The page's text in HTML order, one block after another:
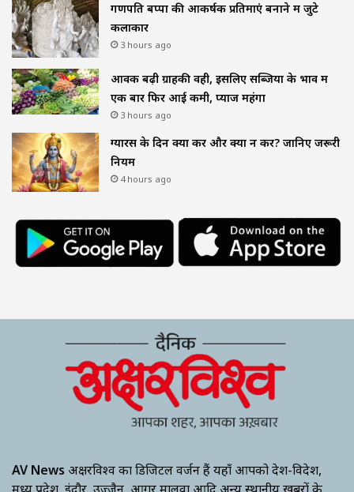
गणपति बप्पा की आकर्षक प्रतिमाएं बनाने में जुटे
कलाकार
3 hours ago
आवक बढ़ी ग्राहकी वही, इसलिए सब्जियों के भाव में
एक बार फिर आई कमी, प्याज महंगा
3 hours ago
ग्यारस के दिन क्या करें और क्या न करें? जानिए जरूरी
नियम
4 hours ago
AV News अक्षरविश्व का डिजिटल वर्जन हैं यहाँ आपको देश-विदेश,